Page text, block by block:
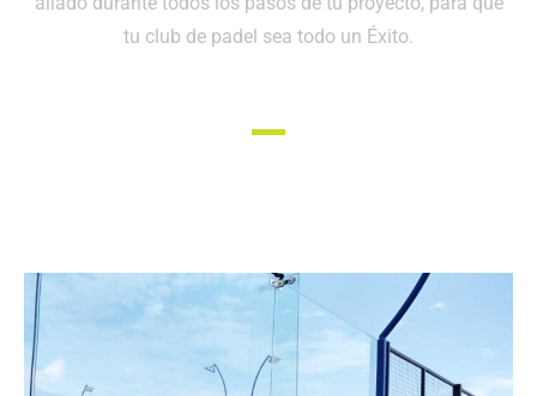
tu club de padel sea todo un Éxito.